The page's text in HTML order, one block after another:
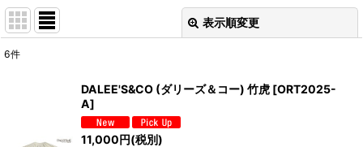
表示順変更
6件
DALEE'S&CO (ダリーズ＆コー) 竹虎 [ORT2025-
A]
11,000円(税別)